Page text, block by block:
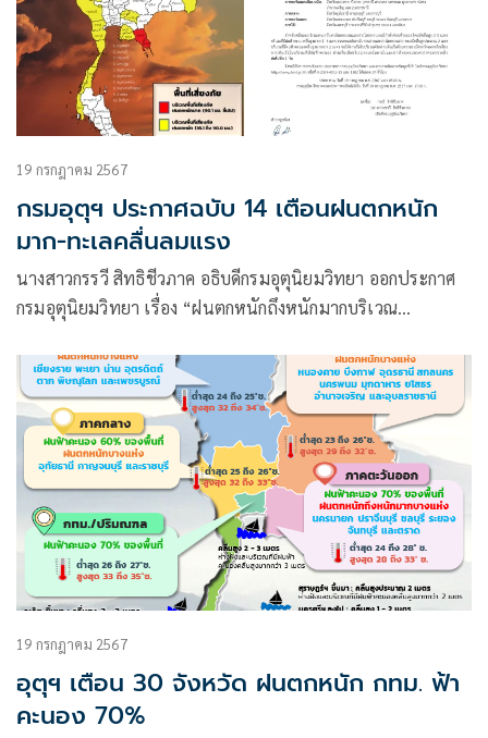
19 กรกฎาคม 2567
กรมอุตุฯ ประกาศฉบับ 14 เตือนฝนตกหนัก
มาก-ทะเลคลื่นลมแรง
นางสาวกรรวี สิทธิชีวภาค อธิบดีกรมอุตุนิยมวิทยา ออกประกาศ
กรมอุตุนิยมวิทยา เรื่อง “ฝนตกหนักถึงหนักมากบริเวณ
ไทย”
19 กรกฎาคม 2567
อุตุฯ เตือน 30 จังหวัด ฝนตกหนัก กทม. ฟ้า
คะนอง 70%